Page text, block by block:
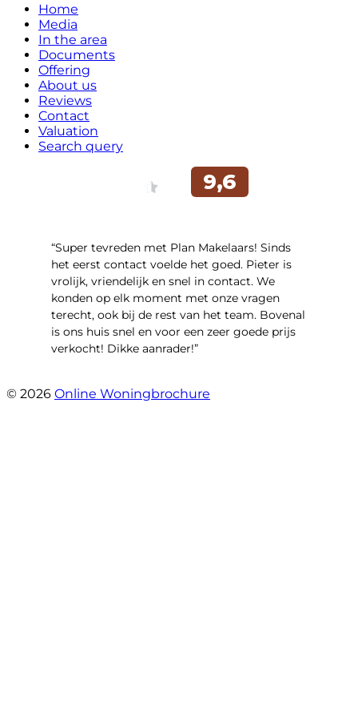
Home
Media
In the area
Documents
Offering
About us
Reviews
Contact
Valuation
Search query
“Super tevreden met Plan Makelaars! Sinds
het eerst contact voelde het goed. Pieter is
vrolijk, vriendelijk en snel in contact. We
konden op elk moment met onze vragen
terecht, ook bij de rest van het team. Bovenal
is ons huis snel en voor een zeer goede prijs
verkocht! Dikke aanrader!”
© 2026 Online Woningbrochure